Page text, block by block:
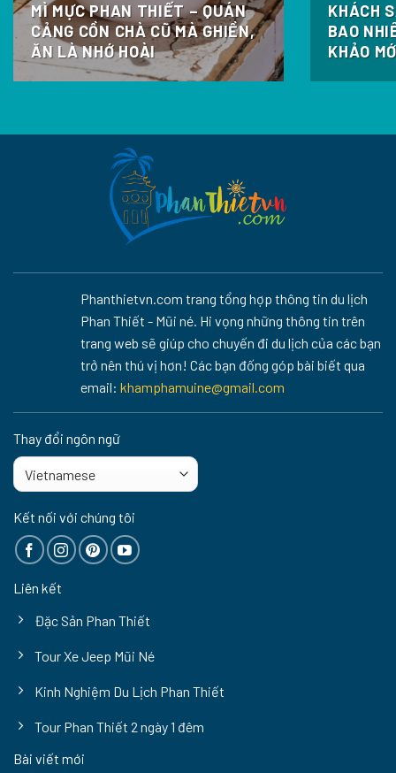
MÌ MỰC PHAN THIẾT – QUÁN
CẢNG CỒN CHÀ CŨ MÀ GHIỀN,
ĂN LÀ NHỚ HOÀI
KHÁCH
BAO
KHẢO
Phanthietvn.com trang tổng hợp thông tin du lịch
Phan Thiết - Mũi né. Hi vọng những thông tin trên
trang web sẽ giúp cho chuyến đi du lịch của các bạn
trở nên thú vị hơn! Các bạn đống góp bài biết qua
email: khamphamuine@gmail.com
Thay đổi ngôn ngữ
Kết nối với chúng tôi
Liên kết
Đặc Sản Phan Thiết
Tour Xe Jeep Mũi Né
Kinh Nghiệm Du Lịch Phan Thiết
Tour Phan Thiết 2 ngày 1 đêm
Bài viết mới